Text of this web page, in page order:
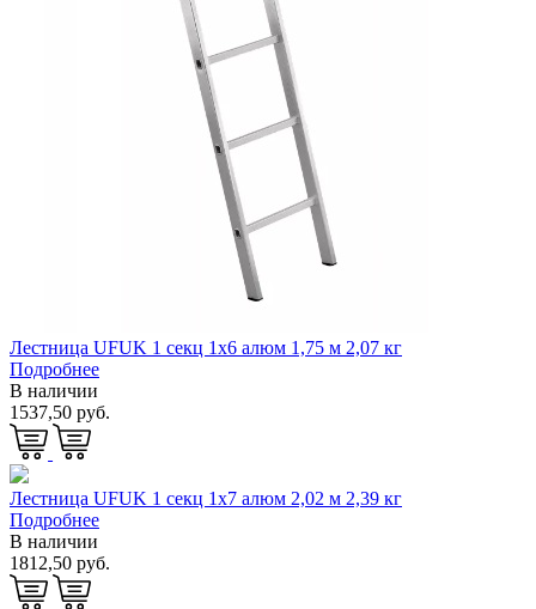
Лестница UFUK 1 секц 1х6 алюм 1,75 м 2,07 кг
Подробнее
В наличии
1537,50 руб.
Лестница UFUK 1 секц 1х7 алюм 2,02 м 2,39 кг
Подробнее
В наличии
1812,50 руб.